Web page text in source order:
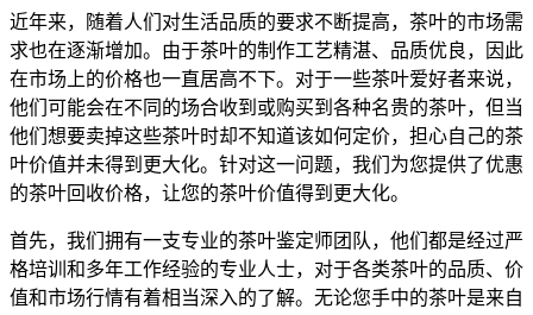
近年来，随着人们对生活品质的要求不断提高，茶叶的市场需
求也在逐渐增加。由于茶叶的制作工艺精湛、品质优良，因此
在市场上的价格也一直居高不下。对于一些茶叶爱好者来说，
他们可能会在不同的场合收到或购买到各种名贵的茶叶，但当
他们想要卖掉这些茶叶时却不知道该如何定价，担心自己的茶
叶价值并未得到更大化。针对这一问题，我们为您提供了优惠
的茶叶回收价格，让您的茶叶价值得到更大化。
首先，我们拥有一支专业的茶叶鉴定师团队，他们都是经过严
格培训和多年工作经验的专业人士，对于各类茶叶的品质、价
值和市场行情有着相当深入的了解。无论您手中的茶叶是来自